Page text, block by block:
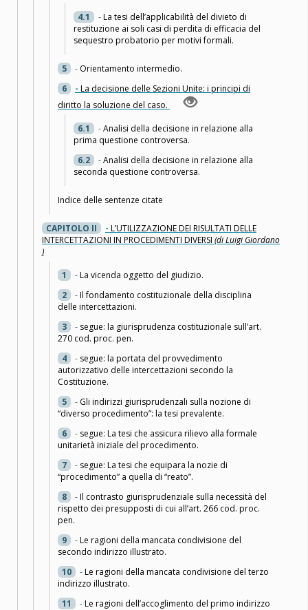
4.1 -La tesi dell’applicabilità del divieto di
restituzione ai soli casi di perdita di efficacia del
sequestro probatorio per motivi formali.
5 - Orientamento intermedio.
6
- La decisione delle Sezioni Unite: i principi di
diritto la soluzione del caso.
6.1
-Analisi della decisione in relazione alla
prima questione controversa.
6.2
-Analisi della decisione in relazione alla
seconda questione controversa.
Indice delle sentenze citate
CAPITOLO II - L’UTILIZZAZIONE DEI RISULTATI DELLE
INTERCETTAZIONI IN PROCEDIMENTI DIVERSI (di Luigi Giordano
)
1
-La vicenda oggetto del giudizio.
2
-Il fondamento costituzionale della disciplina
delle intercettazioni.
3
- segue: la giurisprudenza costituzionale sull’art.
270 cod. proc. pen.
4
- segue: la portata del provvedimento
autorizzativo delle intercettazioni secondo la
Costituzione.
5
- Gli indirizzi giurisprudenzali sulla nozione di
“diverso procedimento”: la tesi prevalente.
6
- segue: La tesi che assicura rilievo alla formale
unitarietà iniziale del procedimento.
7
- segue: La tesi che equipara la nozie di
“procedimento” a quella di “reato”.
8
-Il contrasto giurisprudenziale sulla necessità del
rispetto dei presupposti di cui all’art. 266 cod. proc.
pen.
9
-Le ragioni della mancata condivisione del
secondo indirizzo illustrato.
10
-Le ragioni della mancata condivisione del terzo
indirizzo illustrato.
11
-Le ragioni dell’accoglimento del primo indirizzo